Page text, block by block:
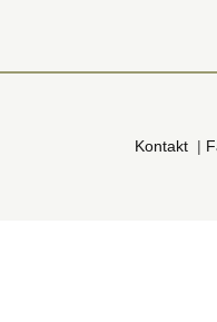
Kontakt |